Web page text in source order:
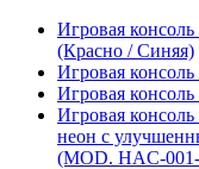
Игровая
(Красно / Синяя)
Игровая
Игровая
Игровая
неон с
(MOD. HAC-